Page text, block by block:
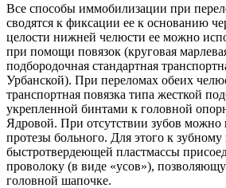
Все способы иммобилизации при
сводятся к фиксации ее к основанию
целости нижней челюсти ее можно
при помощи повязок (круговая
подбородочная стандартная
Урбанской). При переломах обеих
транспортная повязка типа жесткой
укрепленной бинтами к головной
Ядровой. При отсутствии зубов можно
протезы больного. Для этого к
быстротвердеющей пластмассы
проволоку (в виде «усов»),
головной шапочке.